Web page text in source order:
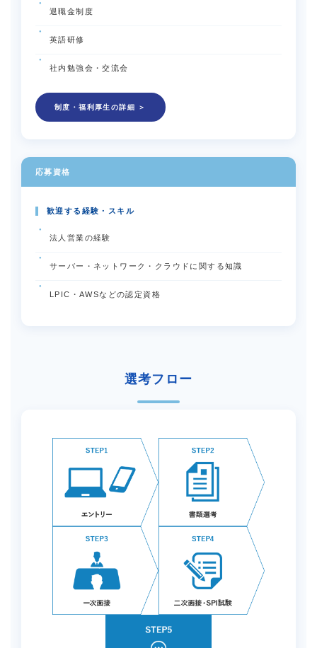
退職金制度
英語研修
社内勉強会・交流会
制度・福利厚生の詳細 ＞
応募資格
歓迎する経験・スキル
法人営業の経験
サーバー・ネットワーク・クラウドに関する知識
LPIC・AWSなどの認定資格
選考フロー